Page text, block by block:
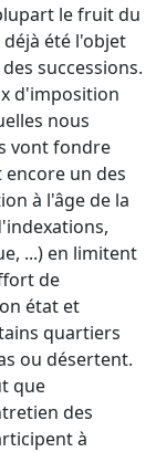
le fruit du
été l'objet
successions.
d'imposition
nous
vont fondre
un des
à l'âge de la
...) en limitent
de
état et
quartiers
ou désertent.
que
des
à